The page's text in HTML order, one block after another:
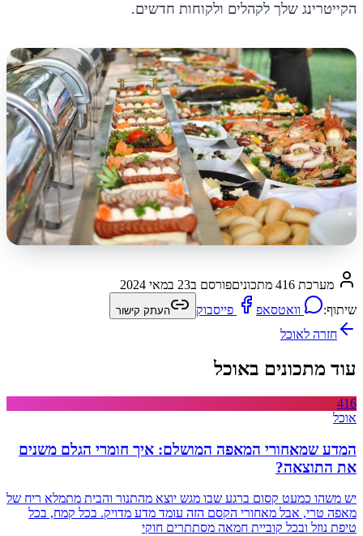
הקייטרינג שלך לקהלים ולקוחות חדשים.
מערכת 416 מתכונים פורסם ב23 במאי 2024
שיתוף:
וואטסאפ פייסבוק העתק קישור
חזרה לאוכל
עוד מתכונים באוכל
416
אוכל
המדע שמאחורי המאפה המושלם: איך חומרי הגלם משנים
את התוצאה?
יש משהו כמעט קסום ברגע שבו מגש יוצא מהתנור והבית מתמלא ריח של
מאפה טרי, אבל מאחורי הקסם הזה עומד מדע מדויק. בכל קמח, בכל
טיפת נוזל ובכל קוביית חמאה מסתתרים חוקי